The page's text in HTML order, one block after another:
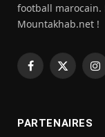
football marocain.
Mountakhab.net !
Facebook
X
PARTENAIRES